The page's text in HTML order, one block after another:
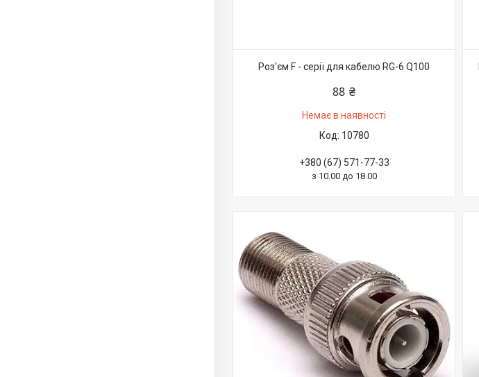
Роз'єм F - серії для кабелю RG-6 Q100
88 ₴
Немає в наявності
10780
+380 (67) 571-77-33
з 10.00 до 18.00